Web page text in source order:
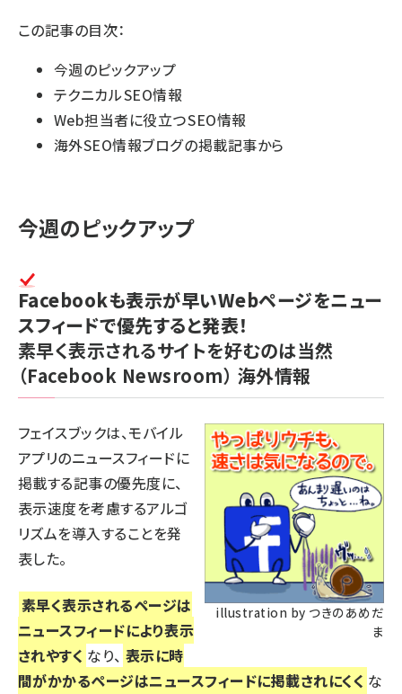
この記事の目次：
今週のピックアップ
テクニカル SEO情報
Web担当者に役立つ SEO情報
海外SEO情報ブログ の掲載記事から
今週のピックアップ
Facebookも表示が早いWebページをニュー
スフィードで優先すると発表！
素早く表示されるサイトを好むのは当然
（Facebook Newsroom） 海外情報
illustration by つきのあめだ
ま
フェイスブックは、モバイル
アプリのニュースフィードに
掲載する記事の優先度に、
表示速度を考慮するアルゴ
リズムを導入することを発
表した。
素早く表示されるページは
ニュースフィードにより表示
されやすく なり、 表示に時
間がかかるページはニュースフィードに掲載されにくく な